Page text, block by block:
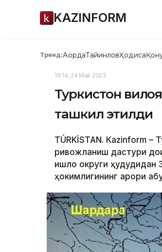
KAZINFORM
Тренд:АқордаТайинловҲодиса
16:14, 24 Май 2023
Туркистон
ташкил этилди
TÚRKİSTAN. Кazinform –
ривожланиш дастури
қишлоқ округи
ҳокимлигининг қарори